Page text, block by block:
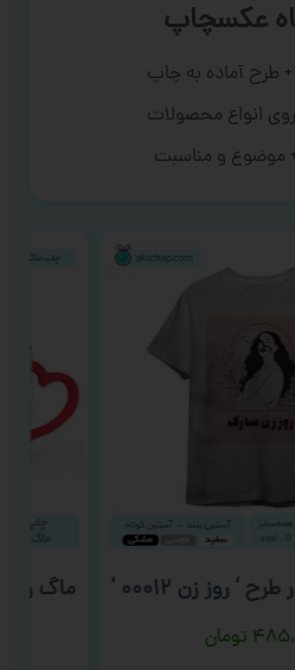
عکسچاپ
انواع محصولات
‘ روز زن ۰۰۰۱۲ ‘
تومان
ماگ